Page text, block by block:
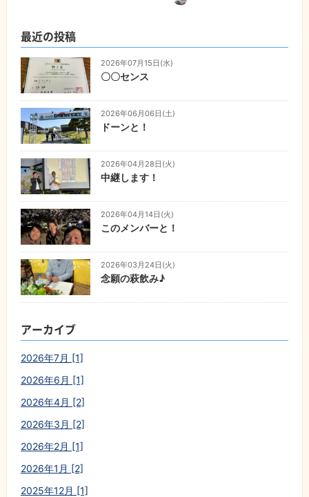
最近の投稿
2026年07月15日(水)
〇〇センス
2026年06月06日(土)
ドーンと！
2026年04月28日(火)
中継します！
2026年04月14日(火)
このメンバーと！
2026年03月24日(火)
念願の萩飲み♪
アーカイブ
2026年7月 [1]
2026年6月 [1]
2026年4月 [2]
2026年3月 [2]
2026年2月 [1]
2026年1月 [2]
2025年12月 [1]